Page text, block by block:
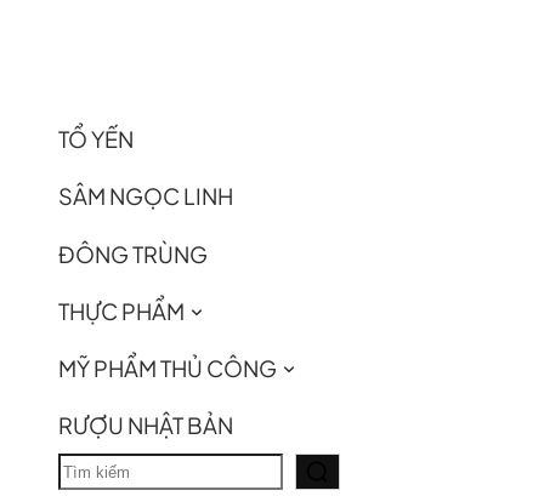
TỔ YẾN
SÂM NGỌC LINH
ĐÔNG TRÙNG
THỰC PHẨM
MỸ PHẨM THỦ CÔNG
RƯỢU NHẬT BẢN
T